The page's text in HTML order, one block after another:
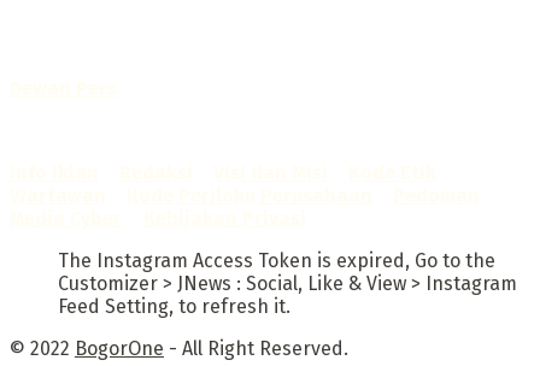
The Instagram Access Token is expired, Go to the
Customizer > JNews : Social, Like & View > Instagram
Feed Setting, to refresh it.
© 2022 BogorOne - All Right Reserved.